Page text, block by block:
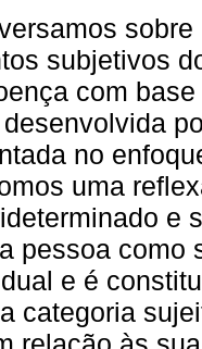
sobre
subjetivos
com
no
uma
e
pessoa como
e é
categoria